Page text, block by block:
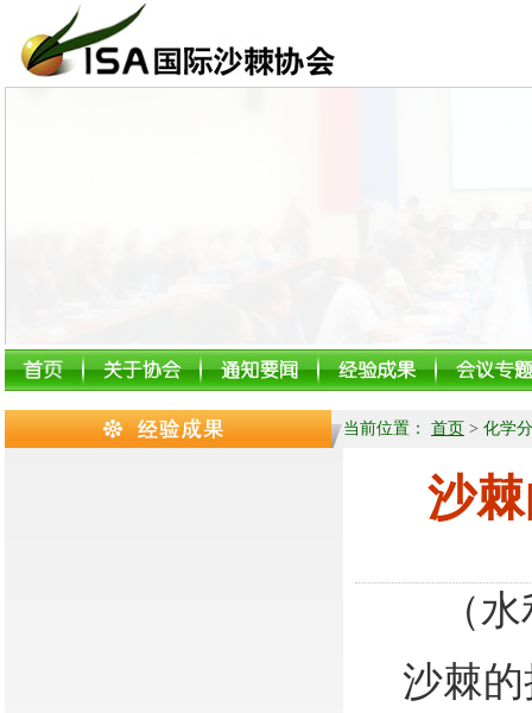
当前位置： 首页 > 化学
沙
（
沙棘